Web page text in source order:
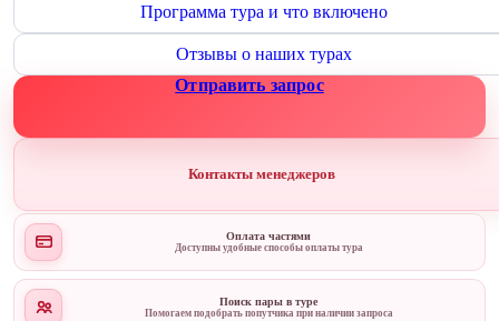
Программа тура и что включено
Отзывы о наших турах
Отправить запрос
Контакты менеджеров
Оплата частями
Доступны удобные способы оплаты тура
Поиск пары в туре
Помогаем подобрать попутчика при наличии запроса